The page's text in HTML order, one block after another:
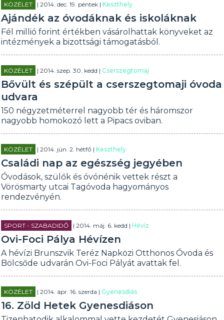
KÖZÉLET | 2014. dec. 19. péntek |Keszthely
Ajándék az óvodáknak és iskoláknak
Fél millió forint értékben vásárolhattak könyveket az
intézmények a bizottsági támogatásból.
KÖZÉLET | 2014. szep. 30. kedd |Cserszegtomaj
Bővült és szépült a cserszegtomaji óvoda
udvara
150 négyzetméterrel nagyobb tér és háromszor
nagyobb homokozó lett a Pipacs oviban.
KÖZÉLET | 2014. jún. 2. hétfő |Keszthely
Családi nap az egészség jegyében
Óvodások, szülők és óvónénik vettek részt a
Vörösmarty utcai Tagóvoda hagyományos
rendezvényén.
SPORT - SZABADIDŐ | 2014. máj. 6. kedd |Hévíz
Ovi-Foci Pálya Hévízen
A hévízi Brunszvik Teréz Napközi Otthonos Óvoda és
Bölcsőde udvarán Ovi-Foci Pályát avattak fel.
KÖZÉLET | 2014. ápr. 16. szerda |Gyenesdiás
16. Zöld Hetek Gyenesdiáson